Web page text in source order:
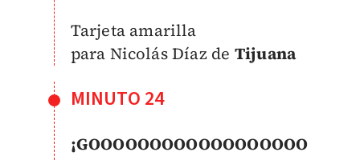
Tarjeta amarilla
para Nicolás Díaz de Tijuana
MINUTO 24
¡GOOOOOOOOOOOOOOOOOO